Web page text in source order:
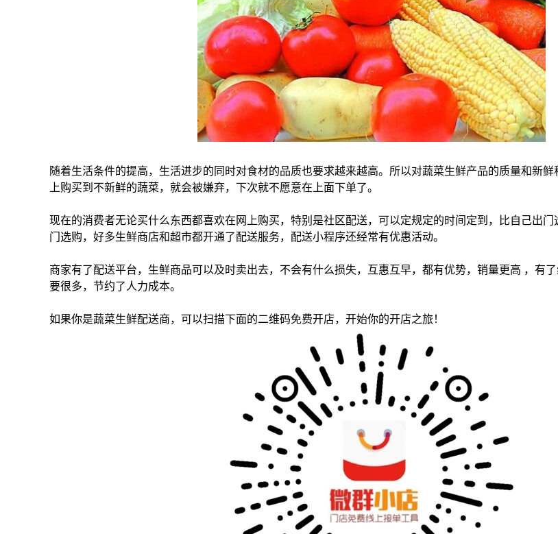
随着生活条件的提高，生活进步的同时对食材的品质也要求越来越高。所以对蔬菜生鲜产品的质量和新鲜
上购买到不新鲜的蔬菜，就会被嫌弃，下次就不愿意在上面下单了。
现在的消费者无论买什么东西都喜欢在网上购买，特别是社区配送，可以定规定的时间定到，比自己出
门选购，好多生鲜商店和超市都开通了配送服务，配送小程序还经常有优惠活动。
商家有了配送平台，生鲜商品可以及时卖出去，不会有什么损失，互惠互早，都有优势，销量更高 ，有
要很多，节约了人力成本。
如果你是蔬菜生鲜配送商，可以扫描下面的二维码免费开店，开始你的开店之旅！